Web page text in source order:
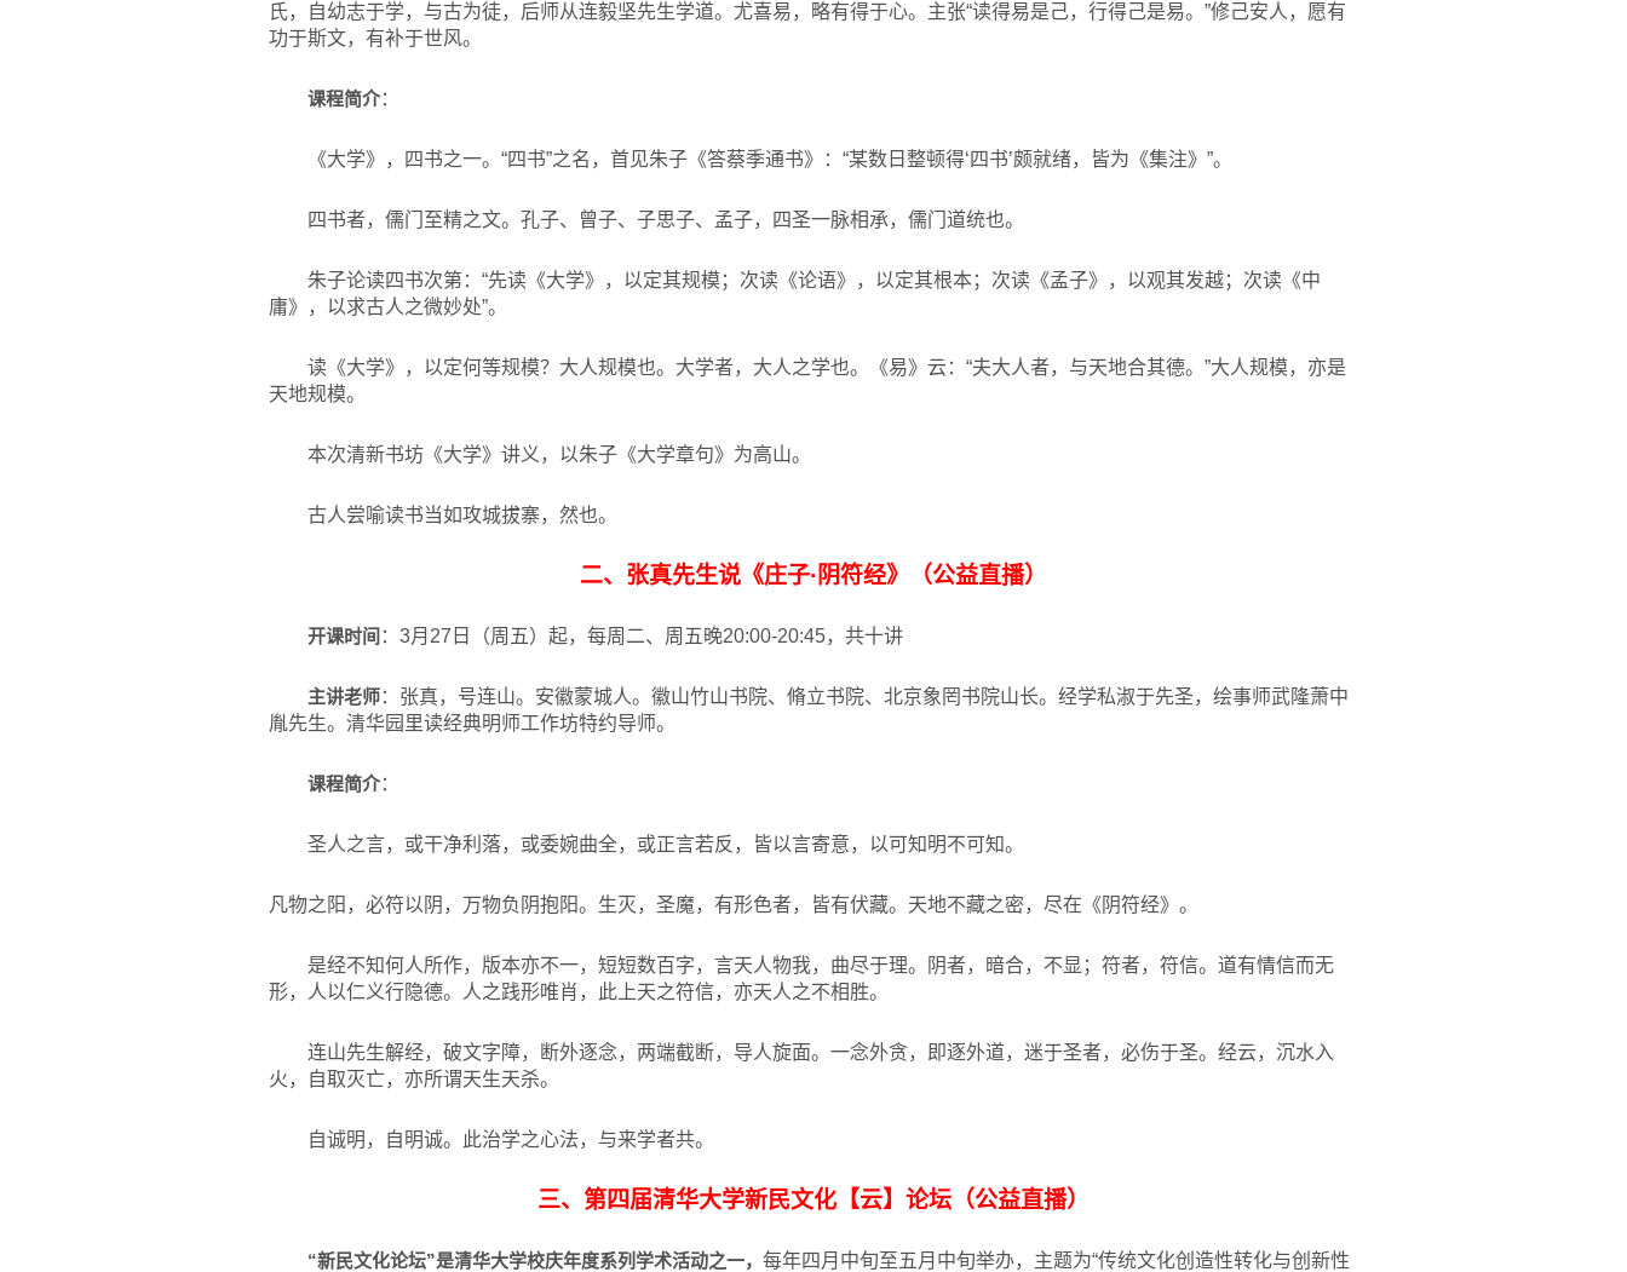
氏，自幼志于学，与古为徒，后师从连毅坚先生学道。尤喜易，略有得于心。主张“读得易是己，行得己是易。”修己安人，愿有
功于斯文，有补于世风。
课程简介：
《大学》，四书之一。“四书”之名，首见朱子《答蔡季通书》：“某数日整顿得‘四书’颇就绪，皆为《集注》”。
四书者，儒门至精之文。孔子、曾子、子思子、孟子，四圣一脉相承，儒门道统也。
朱子论读四书次第：“先读《大学》，以定其规模；次读《论语》，以定其根本；次读《孟子》，以观其发越；次读《中
庸》，以求古人之微妙处”。
读《大学》，以定何等规模？大人规模也。大学者，大人之学也。《易》云：“夫大人者，与天地合其德。”大人规模，亦是
天地规模。
本次清新书坊《大学》讲义，以朱子《大学章句》为高山。
古人尝喻读书当如攻城拔寨，然也。
二、张真先生说《庄子·阴符经》（公益直播）
开课时间 ：3月27日（周五）起，每周二、周五晚20:00-20:45，共十讲
主讲老师：张真，号连山。安徽蒙城人。徽山竹山书院、脩立书院、北京象罔书院山长。经学私淑于先圣，绘事师武隆萧中
胤先生。清华园里读经典明师工作坊特约导师。
课程简介：
圣人之言，或干净利落，或委婉曲全，或正言若反，皆以言寄意，以可知明不可知。
凡物之阳，必符以阴，万物负阴抱阳。生灭，圣魔，有形色者，皆有伏藏。天地不藏之密，尽在《阴符经》。
是经不知何人所作，版本亦不一，短短数百字，言天人物我，曲尽于理。阴者，暗合，不显；符者，符信。道有情信而无
形，人以仁义行隐德。人之践形唯肖，此上天之符信，亦天人之不相胜。
连山先生解经，破文字障，断外逐念，两端截断，导人旋面。一念外贪，即逐外道，迷于圣者，必伤于圣。经云，沉水入
火，自取灭亡，亦所谓天生天杀。
自诚明，自明诚。此治学之心法，与来学者共。
三、第四届清华大学新民文化【云】论坛（公益直播）
“新民文化论坛”是清华大学校庆年度系列学术活动之一， 每年四月中旬至五月中旬举办，主题为“传统文化创造性转化与创新性